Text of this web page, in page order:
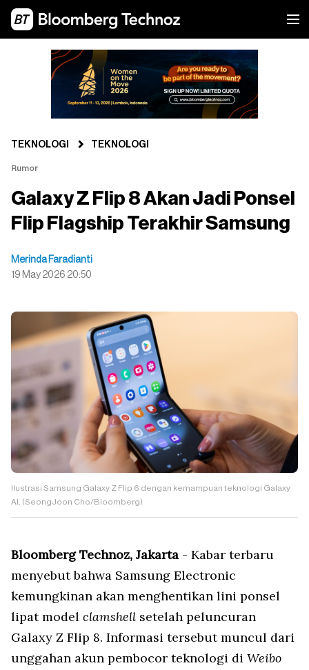
TEKNOLOGI TEKNOLOGI
Rumor
Galaxy Z Flip 8 Akan Jadi Ponsel
Flip Flagship Terakhir Samsung
Merinda Faradianti
19 May 2026 20:50
Ilustrasi Samsung Galaxy Z Flip 6 dengan kemampuan teknologi Galaxy
AI. (SeongJoon Cho/Bloomberg)
Bloomberg Technoz, Jakarta - Kabar terbaru
menyebut bahwa Samsung Electronic
kemungkinan akan menghentikan lini ponsel
lipat model clamshell setelah peluncuran
Galaxy Z Flip 8. Informasi tersebut muncul dari
unggahan akun pembocor teknologi di Weibo